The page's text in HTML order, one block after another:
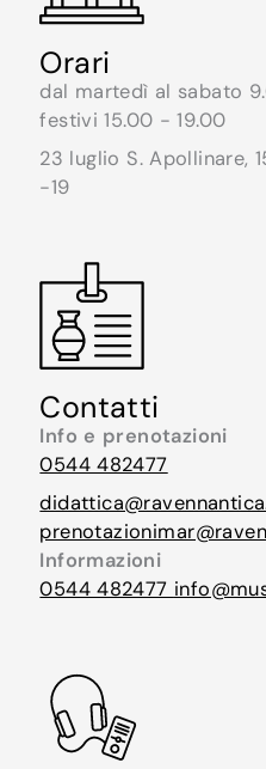
Orari
dal martedì al sabato
festivi 15.00 - 19.00
23 luglio S. Apollinare,
-19
Contatti
Info e prenotazioni
0544 482477
Informazioni
0544 482477